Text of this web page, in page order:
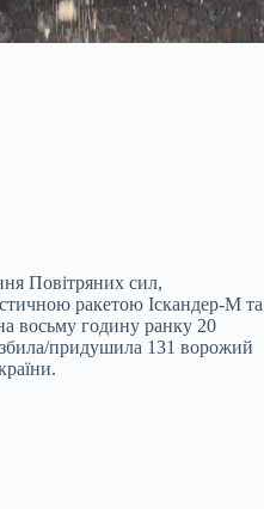
Повітряних сил,
ракетою Іскандер-М та
восьму годину ранку 20
придушила 131 ворожий